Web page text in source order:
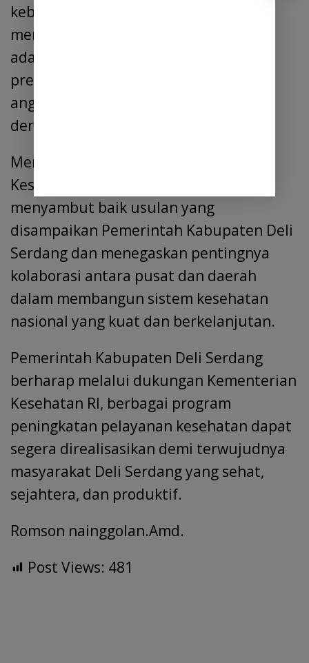
kebutuhan masyarakat yang terus
meningkat. Selain itu, ia mendorong
adanya program-program kesehatan
preventif dan promotif guna menekan
angka penyakit dan meningkatkan
derajat kesehatan masyarakat.
Menanggapi hal tersebut, Menteri
Kesehatan RI Budi Gunadi Sadikin
menyambut baik usulan yang
disampaikan Pemerintah Kabupaten Deli
Serdang dan menegaskan pentingnya
kolaborasi antara pusat dan daerah
dalam membangun sistem kesehatan
nasional yang kuat dan berkelanjutan.
Pemerintah Kabupaten Deli Serdang
berharap melalui dukungan Kementerian
Kesehatan RI, berbagai program
peningkatan pelayanan kesehatan dapat
segera direalisasikan demi terwujudnya
masyarakat Deli Serdang yang sehat,
sejahtera, dan produktif.
Romson nainggolan.Amd.
Post Views: 481